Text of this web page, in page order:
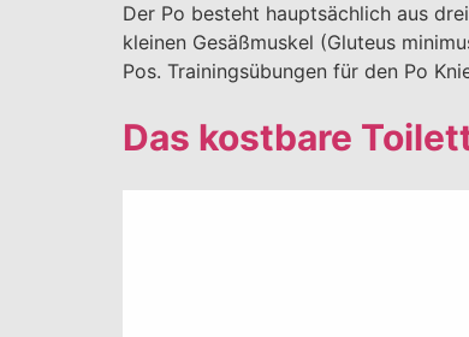
Der Po besteht hauptsächlich aus
kleinen Gesäßmuskel (Gluteus
Pos. Trainingsübungen für den Po
Das kostbare